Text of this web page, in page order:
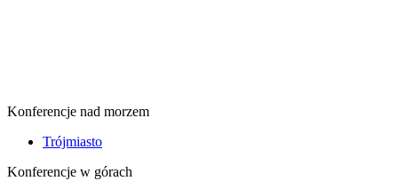
Konferencje nad morzem
Trójmiasto
Konferencje w górach